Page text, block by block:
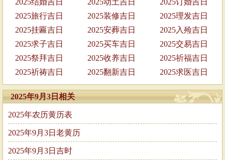
2025结婚吉日
2025动土吉日
2025订婚吉日
2025旅行吉日
2025装修吉日
2025理发吉日
2025挂匾吉日
2025安葬吉日
2025入殓吉日
2025求子吉日
2025买车吉日
2025交易吉日
2025祭拜吉日
2025收养吉日
2025祈福吉日
2025祈祷吉日
2025翻新吉日 2025求医吉日
2025年9月3日相关
2025年农历黄历表
2025年9月3日老黄历
2025年9月3日吉时